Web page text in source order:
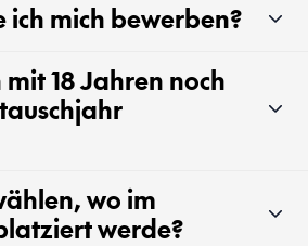
ich mich bewerben?
18 Jahren noch
wo im
werde?